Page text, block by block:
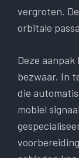
vergroten.
orbitale
Deze
bezwaar. In
die
mobiel